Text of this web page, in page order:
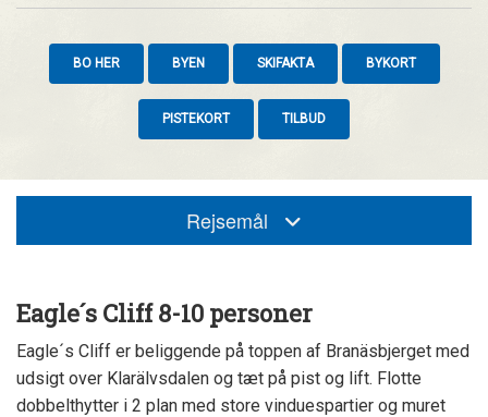
BO HER BYEN SKIFAKTA BYKORT
PISTEKORT TILBUD
Rejsemål
Eagle´s Cliff 8-10 personer
Eagle´s Cliff er beliggende på toppen af Branäsbjerget med
udsigt over Klarälvsdalen og tæt på pist og lift. Flotte
dobbelthytter i 2 plan med store vinduespartier og muret